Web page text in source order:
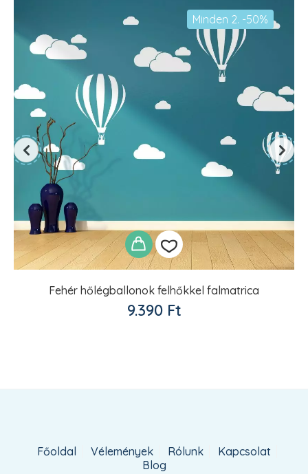
Fehér hőlégballonok felhőkkel falmatrica
9.390 Ft
Minden 2. -50%
Kedvencekhez
Főoldal Vélemények Rólunk
Kapcsolat
Blog